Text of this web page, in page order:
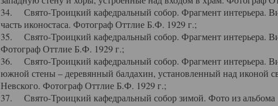
34. Свято-Троицкий кафедральный собор. Фрагмент интерьера.
часть иконостаса. Фотограф Оттлие Б.Ф. 1929 г.;
35. Свято-Троицкий кафедральный собор. Фрагмент интерьера.
Фотограф Оттлие Б.Ф. 1929 г.;
36. Свято-Троицкий кафедральный собор. Фрагмент интерьера.
южной стены – деревянный балдахин, установленный над иконой
Невского. Фотограф Оттлие Б.Ф. 1929 г.;
37. Свято-Троицкий кафедральный собор зимой. Фото из